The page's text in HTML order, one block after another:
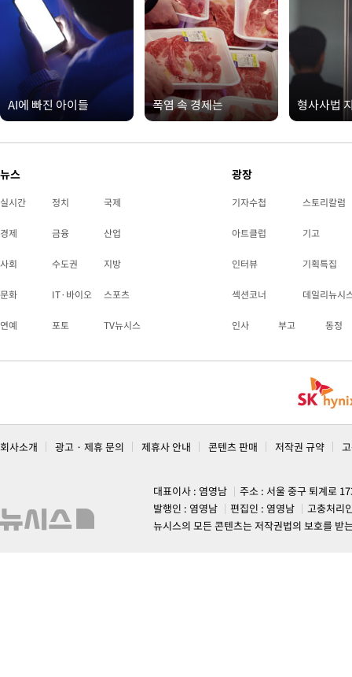
AI에 빠진 아이들 폭염 속 경제는 형사사법
뉴스
실시간 정치 국제
경제 금융 산업
사회 수도권 지방
문화 IT·바이오 스포츠
연예 포토 TV뉴시스
광장
기자수첩 스토리칼럼
아트클럽 기고
인터뷰 기획특집
섹션코너 데일리뉴시
인사 부고 동정
회사소개 광고 · 제휴 문의 제휴사 안내 콘텐츠 판매 저작권 규약
대표이사 : 염영남
주소 : 서울 중구 퇴계로
발행인 : 염영남
편집인 : 염영남
고충처리
뉴시스의 모든 콘텐츠는 저작권법의 보호를